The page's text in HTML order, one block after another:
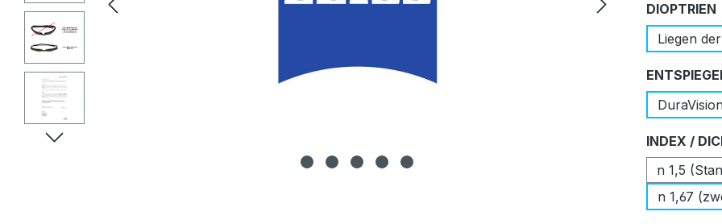
DIOPTRIEN
Liegen
INDEX /
n 1,5
n 1,67